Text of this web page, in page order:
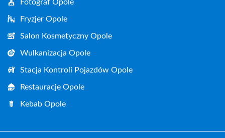
Fotograf Opole
Fryzjer Opole
Salon Kosmetyczny Opole
Wulkanizacja Opole
Stacja Kontroli Pojazdów Opole
Restauracje Opole
Kebab Opole